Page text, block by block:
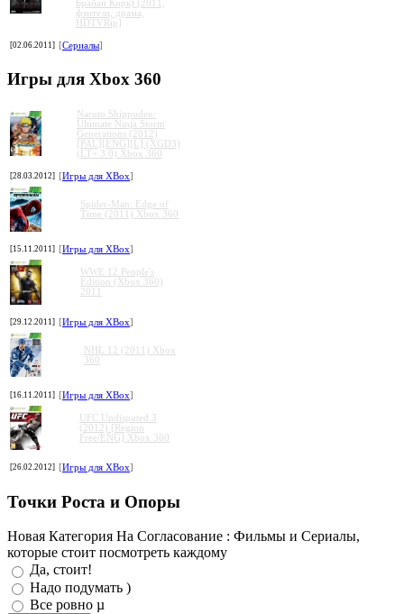
Брайан Кирк) [2011,
фэнтези, драма,
HDTVRip]
[02.06.2011] [Сериалы]
Игры для Xbox 360
Naruto Shippuden:
Ultimate Ninja Storm
Generations (2012)
[PAL][ENG][L] (XGD3)
(LT+ 3.0) Xbox 360
[28.03.2012] [Игры для XBox]
Spider-Man: Edge of
Time (2011) Xbox 360
[15.11.2011] [Игры для XBox]
WWE 12 People's
Edition (Xbox 360)
2011
[29.12.2011] [Игры для XBox]
NHL 12 (2011) Xbox
360
[16.11.2011] [Игры для XBox]
UFC Undisputed 3
(2012) [Region
Free/ENG] Xbox 360
[26.02.2012] [Игры для XBox]
Точки Роста и Опоры
Новая Категория На Согласование : Фильмы и Сериалы,
которые стоит посмотреть каждому
Да, стоит!
Надо подумать )
Все ровно µ